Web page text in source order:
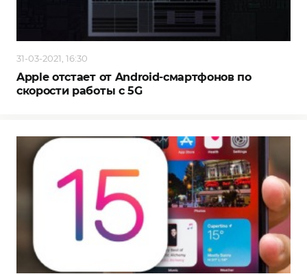
31-03-2021, 16:30
Apple отстает от Android-смартфонов по
скорости работы с 5G